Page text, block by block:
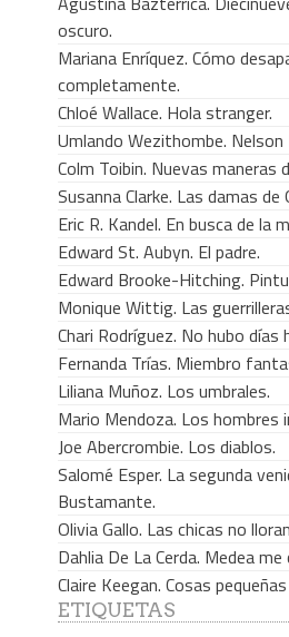
oscuro.
Mariana Enríquez. Cómo
completamente.
Chloé Wallace. Hola stranger.
Umlando Wezithombe. Nelson
Colm Toibin. Nuevas maneras
Susanna Clarke. Las damas de
Eric R. Kandel. En busca de la
Edward St. Aubyn. El padre.
Edward Brooke-Hitching.
Monique Wittig. Las
Chari Rodríguez. No hubo días
Fernanda Trías. Miembro
Liliana Muñoz. Los umbrales.
Mario Mendoza. Los hombres
Joe Abercrombie. Los diablos.
Salomé Esper. La segunda
Bustamante.
Olivia Gallo. Las chicas no
Dahlia De La Cerda. Medea
Claire Keegan. Cosas
ETIQUETAS